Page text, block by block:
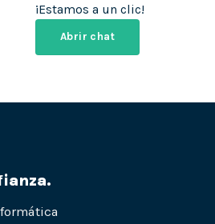
¡Estamos a un clic!
Abrir chat